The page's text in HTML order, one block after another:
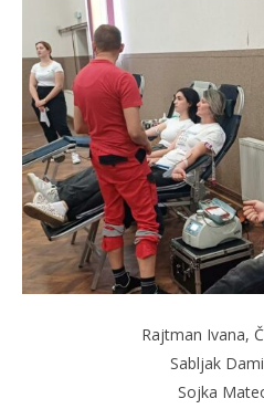
Rajtman Ivana,
Sabljak
Sojka